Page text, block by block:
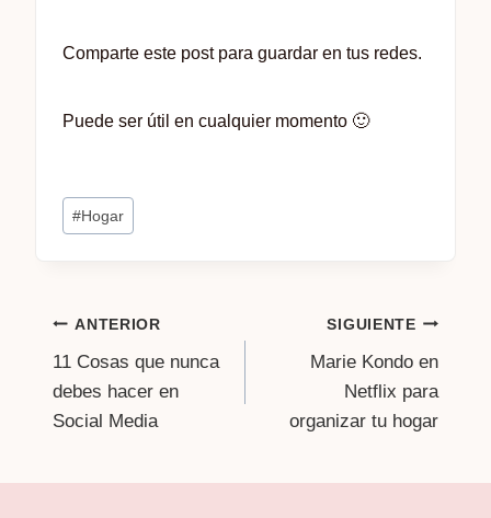
Comparte este post para guardar en tus redes.
Puede ser útil en cualquier momento 🙂
Etiquetas
de
#Hogar
Navegación
de
entradas
ANTERIOR
11 Cosas que nunca
debes hacer en
Social Media
SIGUIENTE
Marie Kondo en
Netflix para
organizar tu hogar